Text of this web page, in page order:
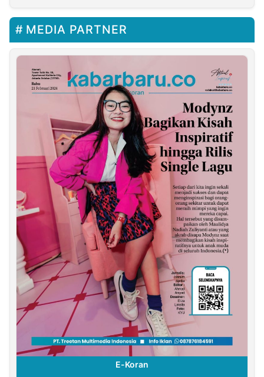
Jaktim
MEDIA PARTNER
E-Koran